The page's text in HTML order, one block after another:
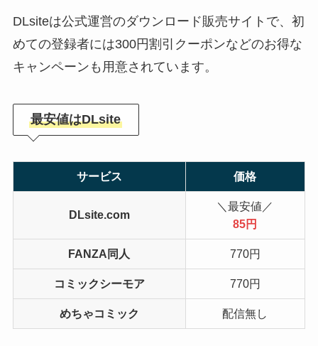
DLsiteは公式運営のダウンロード販売サイトで、初
めての登録者には300円割引クーポンなどのお得な
キャンペーンも用意されています。
最安値はDLsite
サービス 価格
DLsite.com
＼最安値／
85円
FANZA同人 770円
コミックシーモア 770円
めちゃコミック 配信無し